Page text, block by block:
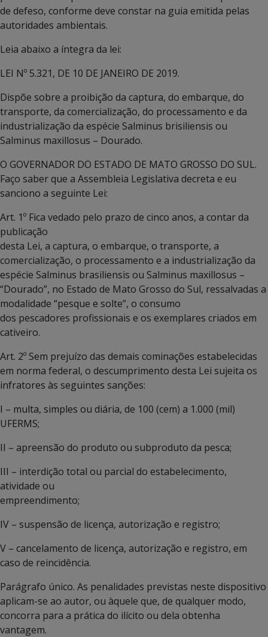
de defeso, conforme deve constar na guia emitida pelas
autoridades ambientais.
Leia abaixo a íntegra da lei:
LEI Nº 5.321, DE 10 DE JANEIRO DE 2019.
Dispõe sobre a proibição da captura, do embarque, do
transporte, da comercialização, do processamento e da
industrialização da espécie Salminus brisiliensis ou
Salminus maxillosus – Dourado.
O GOVERNADOR DO ESTADO DE MATO GROSSO DO SUL.
Faço saber que a Assembleia Legislativa decreta e eu
sanciono a seguinte Lei:
Art. 1º Fica vedado pelo prazo de cinco anos, a contar da
publicação
desta Lei, a captura, o embarque, o transporte, a
comercialização, o processamento e a industrialização da
espécie Salminus brasiliensis ou Salminus maxillosus –
“Dourado”, no Estado de Mato Grosso do Sul, ressalvadas a
modalidade “pesque e solte”, o consumo
dos pescadores profissionais e os exemplares criados em
cativeiro.
Art. 2º Sem prejuízo das demais cominações estabelecidas
em norma federal, o descumprimento desta Lei sujeita os
infratores às seguintes sanções:
I – multa, simples ou diária, de 100 (cem) a 1.000 (mil)
UFERMS;
II – apreensão do produto ou subproduto da pesca;
III – interdição total ou parcial do estabelecimento,
atividade ou
empreendimento;
IV – suspensão de licença, autorização e registro;
V – cancelamento de licença, autorização e registro, em
caso de reincidência.
Parágrafo único. As penalidades previstas neste dispositivo
aplicam-se ao autor, ou àquele que, de qualquer modo,
concorra para a prática do ilícito ou dela obtenha
vantagem.